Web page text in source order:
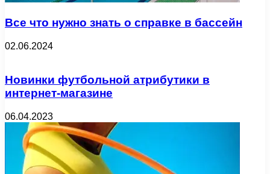
Все что нужно знать о справке в бассейн
02.06.2024
Новинки футбольной атрибутики в
интернет-магазине
06.04.2023